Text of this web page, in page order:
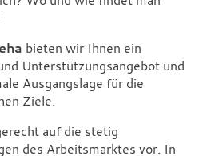
bieten wir Ihnen ein
Unterstützungsangebot und
Ausgangslage für die
Ziele.
auf die stetig
des Arbeitsmarktes vor. In